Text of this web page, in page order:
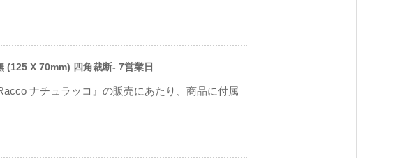
X 70mm) 四角裁断- 7営業日
ナチュラッコ』の販売にあたり、商品に付属